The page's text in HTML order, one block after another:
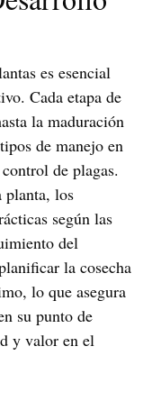
es esencial
Cada etapa de
la maduración
de manejo en
de plagas.
planta, los
según las
del
la cosecha
lo que asegura
su punto de
y valor en el